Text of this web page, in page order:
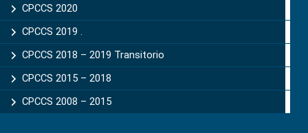
CPCCS 2020
CPCCS 2019 .
CPCCS 2018 – 2019 Transitorio
CPCCS 2015 – 2018
CPCCS 2008 – 2015